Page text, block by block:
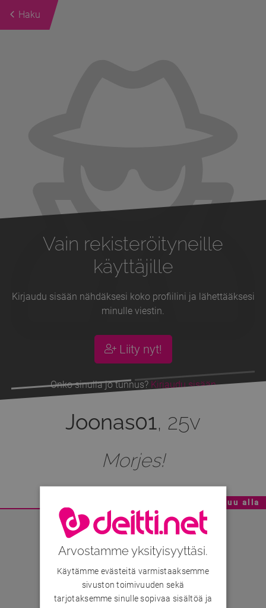
Haku
Vain rekisteröityneille
käyttäjille
Kirjaudu sisään nähdäksesi koko profiilini ja lähettääksesi
minulle viestin.
Liity nyt!
Onko sinulla jo tunnus? Kirjaudu sisään
Joonas01, 25v
Morjes!
Mainoskatko - Sisältö jatkuu alla
Arvostamme yksityisyyttäsi.
Käytämme evästeitä varmistaaksemme
sivuston toimivuuden sekä
tarjotaksemme sinulle sopivaa sisältöä ja